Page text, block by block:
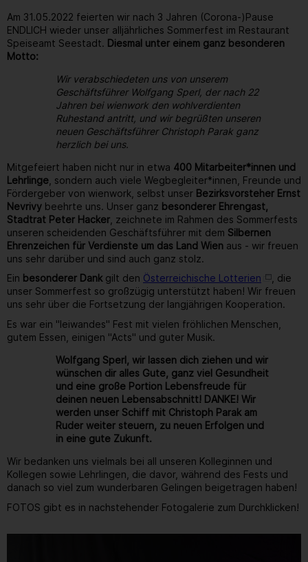
Am 31.05.2022 feierten wir nach 3 Jahren (Corona-)Pause
ENDLICH wieder unser alljährliches Sommerfest im Restaurant
Speiseamt Seestadt. Diesmal unter einem ganz besonderen
Motto:
Wir verabschiedeten uns von unserem
Geschäftsführer Wolfgang Sperl, der nach 22
Jahren bei wienwork den wohlverdienten
Ruhestand antritt, und wir begrüßten unseren
neuen Geschäftsführer Christoph Parak ganz
herzlich bei uns.
Mitgefeiert haben nicht nur in etwa 400 Mitarbeiter*innen und
Lehrlinge , sondern auch viele Wegbegleiter*innen, Freunde und
Fördergeber von wienwork, selbst unser Bezirksvorsteher Ernst
Nevrivy beehrte uns. Unser ganz besonderer Ehrengast,
Stadtrat Peter Hacker , zeichnete im Rahmen des Sommerfests
unseren scheidenden Geschäftsführer mit dem Silbernen
Ehrenzeichen für Verdienste um das Land Wien aus - wir freuen
uns sehr darüber und sind auch ganz stolz.
Ein besonderer Dank gilt den Österreichische Lotterien
, die
unser Sommerfest so großzügig unterstützt haben! Wir freuen
uns sehr über die Fortsetzung der langjährigen Kooperation.
Es war ein "leiwandes" Fest mit vielen fröhlichen Menschen,
gutem Essen, einigen "Acts" und guter Musik.
Wolfgang Sperl, wir lassen dich ziehen und wir
wünschen dir alles Gute, ganz viel Gesundheit
und eine große Portion Lebensfreude für
deinen neuen Lebensabschnitt! DANKE! Wir
werden unser Schiff mit Christoph Parak am
Ruder weiter steuern, zu neuen Erfolgen und
in eine gute Zukunft.
Wir bedanken uns vielmals bei all unseren Kolleginnen und
Kollegen sowie Lehrlingen, die davor, während des Fests und
danach so viel zum wunderbaren Gelingen beigetragen haben!
FOTOS gibt es in nachstehender Fotogalerie zum Durchklicken!